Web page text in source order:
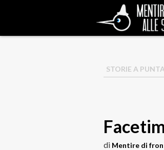
STORIE A
di Mentire di